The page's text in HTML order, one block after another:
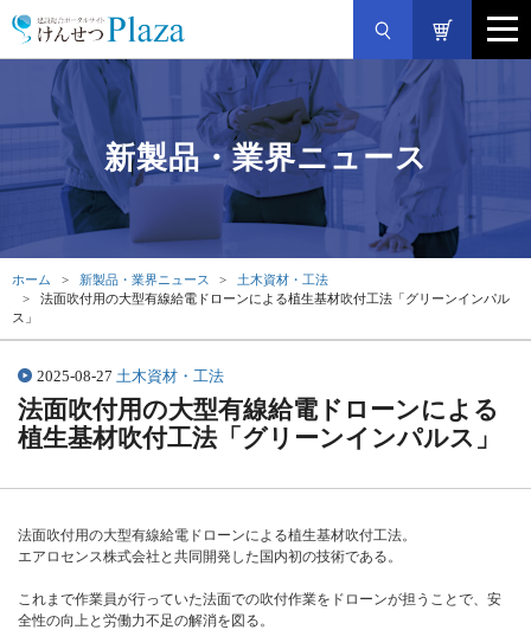
新製品・業界ニュース
ホーム 新製品・業界ニュース
土木資材・工法
法面吹付用の大型有線給電ドローンによる植生基材吹付工法「グリーンインパル
ス」
2025-08-27 土木資材・工法
法面吹付用の大型有線給電ドローンによる
植生基材吹付工法「グリーンインパルス」
法面吹付用の大型有線給電ドローンによる植生基材吹付工法。
エアロセンス株式会社と共同開発した国内初の技術である。
これまで作業員が行っていた法面での吹付作業をドローンが担うことで、安
全性の向上と労働力不足の解消を図る。